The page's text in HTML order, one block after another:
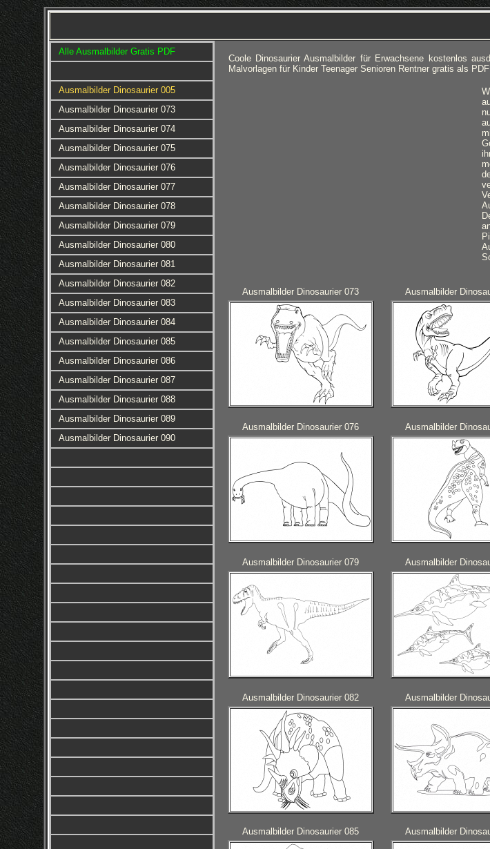
Alle Ausmalbilder Gratis PDF
Ausmalbilder Dinosaurier 005
Ausmalbilder Dinosaurier 073
Ausmalbilder Dinosaurier 074
Ausmalbilder Dinosaurier 075
Ausmalbilder Dinosaurier 076
Ausmalbilder Dinosaurier 077
Ausmalbilder Dinosaurier 078
Ausmalbilder Dinosaurier 079
Ausmalbilder Dinosaurier 080
Ausmalbilder Dinosaurier 081
Ausmalbilder Dinosaurier 082
Ausmalbilder Dinosaurier 083
Ausmalbilder Dinosaurier 084
Ausmalbilder Dinosaurier 085
Ausmalbilder Dinosaurier 086
Ausmalbilder Dinosaurier 087
Ausmalbilder Dinosaurier 088
Ausmalbilder Dinosaurier 089
Ausmalbilder Dinosaurier 090
Coole Dinosaurier Ausmalbilder für Erwachsene kostenlos
Malvorlagen für Kinder Teenager Senioren Rentner gratis als
Ausmalbilder Dinosaurier 073 Ausmalbilder
Ausmalbilder Dinosaurier 076 Ausmalbilder
Ausmalbilder Dinosaurier 079 Ausmalbilder
Ausmalbilder Dinosaurier 082 Ausmalbilder
Ausmalbilder Dinosaurier 085 Ausmalbilder